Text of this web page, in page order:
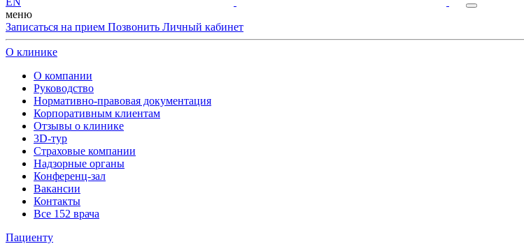
меню
Записаться на прием Позвонить Личный кабинет
О клинике
О компании
Руководство
Нормативно-правовая документация
Корпоративным клиентам
Отзывы о клинике
3D-тур
Страховые компании
Надзорные органы
Конференц-зал
Вакансии
Контакты
Все 152 врача
Пациенту